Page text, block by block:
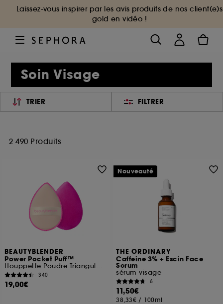
Laissez-vous inspirer par les avis produits de nos client(e)s
gold en vidéo !
Soin Visage
TRIER FILTRER
2 490 Produits
BEAUTYBLENDER
Power Pocket Puff™
Houppette Poudre Triangulaire Double Face
340
19,00€
THE ORDINARY
Caffeine 3% + Escin Face
Serum
sérum visage
6
11,50€
38,33€ / 100ml
Nouveauté